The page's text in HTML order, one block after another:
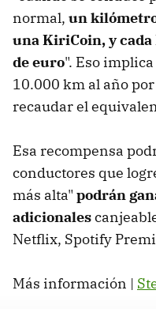
normal, un
una KiriCoin, y
de euro". Eso
10.000 km al año
recaudar el
Esa recompensa
conductores que
más alta" podrán
adicionales
Netflix, Spotify
Más información |